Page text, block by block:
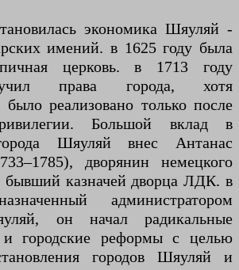
экономика Шяуляй -
имений. в 1625 году была
церковь. в 1713 году
права города, хотя
было реализовано только после
Большой вклад в
Шяуляй внес Антанас
дворянин немецкого
бывший казначей дворца ЛДК. в
администратором
он начал радикальные
и городские реформы с целью
городов Шяуляй и